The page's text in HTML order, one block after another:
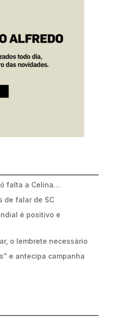
falta a Celina…
de falar de SC
é positivo e
o lembrete necessário
e antecipa campanha